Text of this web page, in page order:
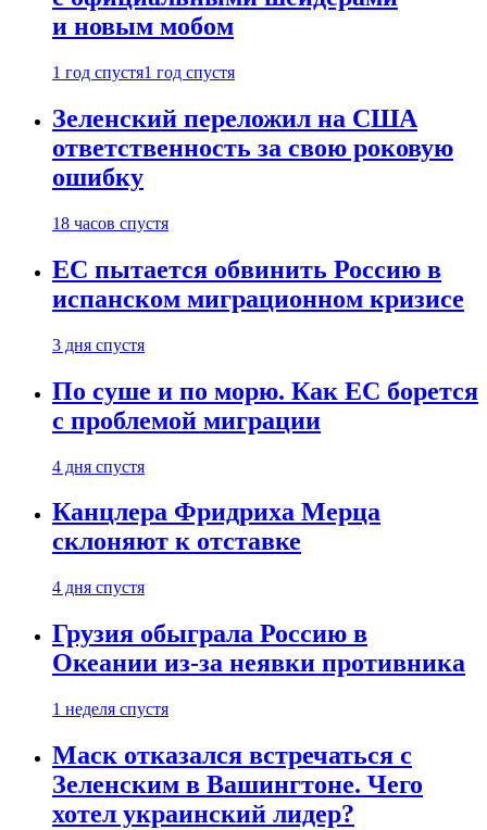
и новым мобом
1 год спустя1 год спустя
Зеленский переложил на США
ответственность за свою роковую
ошибку
18 часов спустя
ЕС пытается обвинить Россию в
испанском миграционном кризисе
3 дня спустя
По суше и по морю. Как ЕС борется
с проблемой миграции
4 дня спустя
Канцлера Фридриха Мерца
склоняют к отставке
4 дня спустя
Грузия обыграла Россию в
Океании из-за неявки противника
1 неделя спустя
Маск отказался встречаться с
Зеленским в Вашингтоне. Чего
хотел украинский лидер?